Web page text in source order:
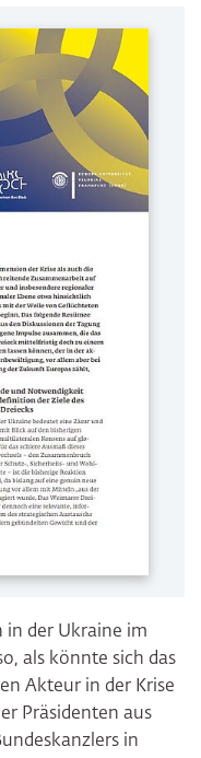
in der Ukraine im
als könnte sich das
Akteur in der Krise
Präsidenten aus
in